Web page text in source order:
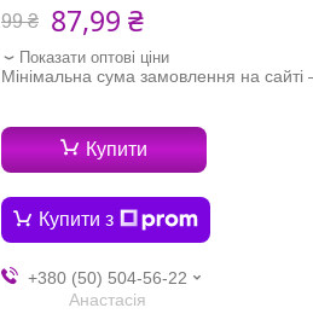
99 ₴ 87,99 ₴
Показати оптові ціни
Мінімальна сума замовлення на
Купити
Купити з
+380 (50) 504-56-22
Анастасія